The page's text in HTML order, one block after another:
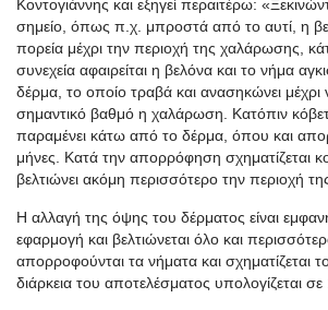
Κοντογιάννης και εξηγεί περαιτέρω:
σημείο, όπως π.χ. μπροστά από το αυτί, η
πορεία μέχρι την περιοχή της χαλάρωσης,
συνεχεία αφαιρείται η βελόνα και το νήμα
δέρμα, το οποίο τραβά και ανασηκώνει μέχρι
σημαντικό βαθμό η χαλάρωση. Κατόπιν
παραμένει κάτω από το δέρμα, όπου και
μήνες. Κατά την απορρόφηση σχηματίζεται
βελτιώνει ακόμη περισσότερο την περιοχή
Η αλλαγή της όψης του δέρματος είναι
εφαρμογή και βελτιώνεται όλο και
απορροφούνται τα νήματα και σχηματίζεται
διάρκεια του αποτελέσματος υπολογίζεται